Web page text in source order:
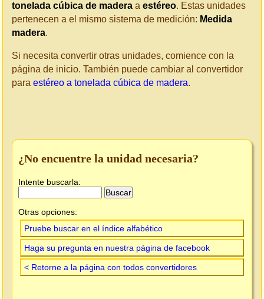
tonelada cúbica de madera a estéreo. Estas unidades
pertenecen a el mismo sistema de medición: Medida
madera.
Si necesita convertir otras unidades, comience con la
página de inicio. También puede cambiar al convertidor
para estéreo a tonelada cúbica de madera.
¿No encuentre la unidad necesaria?
Intente buscarla:
Otras opciones:
Pruebe buscar en el índice alfabético
Haga su pregunta en nuestra página de facebook
< Retorne a la página con todos convertidores